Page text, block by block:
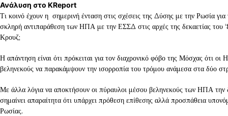
Ανάλυση στο KReport
Τι κοινό έχουν η σημερινή ένταση στις σχέσεις της Δύσης με την Ρωσία
σκληρή αντιπαράθεση των ΗΠΑ με την ΕΣΣΔ στις αρχές της δεκαετίας
Κρουζ;
Η απάντηση είναι ότι πρόκειται για τον διαχρονικό φόβο της Μόσχας
βεληνεκούς να παρακάμψουν την ισορροπία του τρόμου ανάμεσα στα δύο
Με άλλα λόγια να αποκτήσουν οι πύραυλοι μέσου βεληνεκούς των ΗΠΑ την
σημαίνει απαραίτητα ότι υπάρχει πρόθεση επίθεσης αλλά προσπάθεια
Ρωσίας.